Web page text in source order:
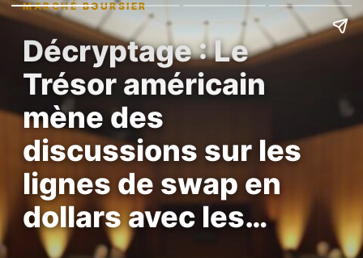
MARCHÉ BOURSIER
Décryptage : Le
Trésor américain
mène des
discussions sur les
lignes de swap en
dollars avec les…